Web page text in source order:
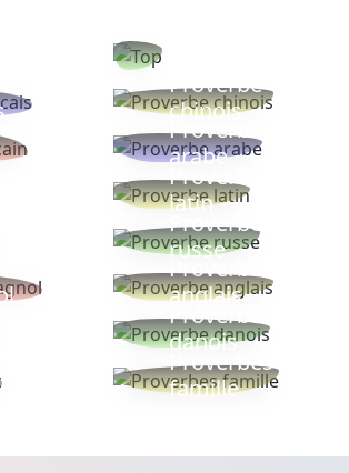
Proverbe
chinois
Proverbe
arabe
Proverbe
latin
Proverbe
russe
Proverbe
anglais
Proverbe
danois
Proverbes
famille